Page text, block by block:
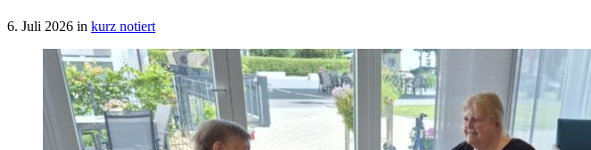
6. Juli 2026 in kurz notiert